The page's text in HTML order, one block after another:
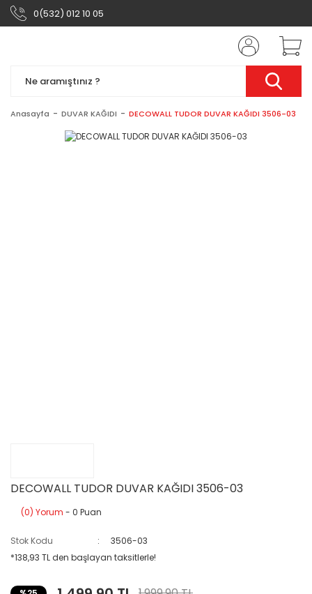
0(532) 012 10 05
Anasayfa DUVAR KAĞIDI DECOWALL TUDOR DUVAR KAĞIDI 3506-03
DECOWALL TUDOR DUVAR KAĞIDI 3506-03
(0) Yorum - 0 Puan
Stok Kodu
3506-03
*138,93 TL den başlayan taksitlerle!